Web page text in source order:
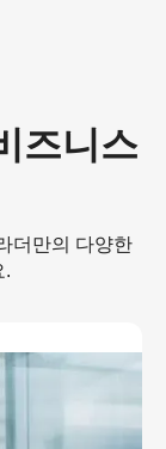
즈니스
더만의 다양한
.